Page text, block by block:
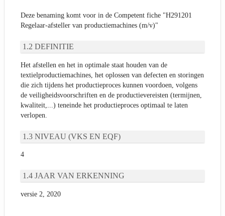
Deze benaming komt voor in de Competent fiche "H291201
Regelaar-afsteller van productiemachines (m/v)"
DEFINITIE
Het afstellen en het in optimale staat houden van de
textielproductiemachines, het oplossen van defecten en storingen
die zich tijdens het productieproces kunnen voordoen, volgens
de veiligheidsvoorschriften en de productievereisten (termijnen,
kwaliteit,...) teneinde het productieproces optimaal te laten
verlopen.
NIVEAU (VKS EN EQF)
4
JAAR VAN ERKENNING
versie 2, 2020